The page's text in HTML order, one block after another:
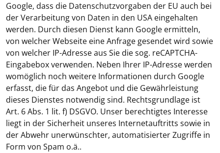
Google, dass die Datenschutzvorgaben der EU auch bei
der Verarbeitung von Daten in den USA eingehalten
werden. Durch diesen Dienst kann Google ermitteln,
von welcher Webseite eine Anfrage gesendet wird sowie
von welcher IP-Adresse aus Sie die sog. reCAPTCHA-
Eingabebox verwenden. Neben Ihrer IP-Adresse werden
womöglich noch weitere Informationen durch Google
erfasst, die für das Angebot und die Gewährleistung
dieses Dienstes notwendig sind. Rechtsgrundlage ist
Art. 6 Abs. 1 lit. f) DSGVO. Unser berechtigtes Interesse
liegt in der Sicherheit unseres Internetauftritts sowie in
der Abwehr unerwünschter, automatisierter Zugriffe in
Form von Spam o.ä..